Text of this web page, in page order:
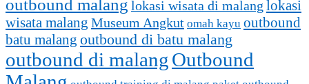
outbound malang lokasi wisata di malang lokasi
wisata malang Museum Angkut omah kayu outbound
batu malang outbound di batu malang
outbound di malangOutbound